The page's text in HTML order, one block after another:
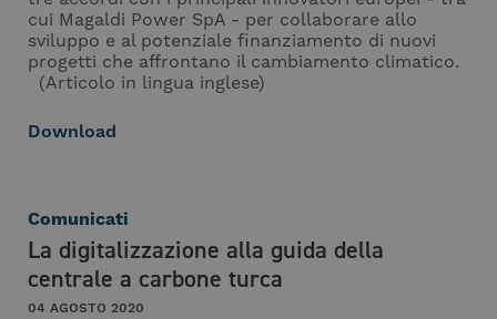
cui Magaldi Power SpA - per collaborare allo
sviluppo e al potenziale finanziamento di nuovi
progetti che affrontano il cambiamento climatico.
(Articolo in lingua inglese)
Download
Comunicati
La digitalizzazione alla guida della
centrale a carbone turca
04 AGOSTO 2020